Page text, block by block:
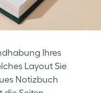
Ihres
Layout Sie
Notizbuch